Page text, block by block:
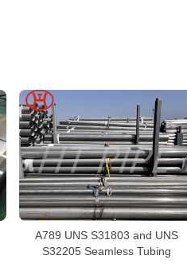
A789 UNS S31803 and UNS
S32205 Seamless Tubing